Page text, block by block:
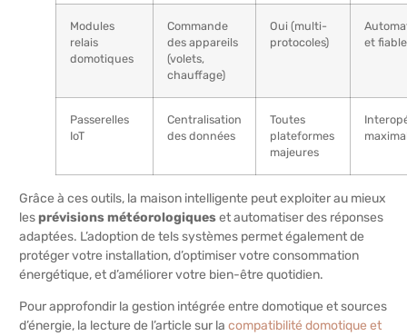
Modules
relais
domotiques
Commande
des appareils
(volets,
chauffage)
Oui (multi-
protocoles)
et fiable
Passerelles
IoT
Centralisation
des données
Toutes
plateformes
majeures
Grâce à ces outils, la maison intelligente peut exploiter au mieux
lesprévisions météorologiqueset automatiser des réponses
adaptées. L’adoption de tels systèmes permet également de
protéger votre installation, d’optimiser votre consommation
énergétique, et d’améliorer votre bien-être quotidien.
Pour approfondir la gestion intégrée entre domotique et sources
d’énergie, la lecture de l’article sur la compatibilité domotique et